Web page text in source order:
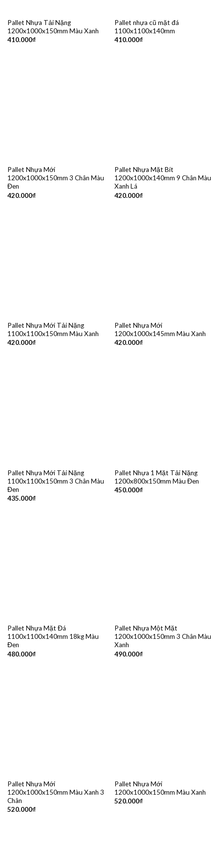
Pallet Nhựa Tải Nặng
1200x1000x150mm Màu Xanh
410.000₫
Pallet nhựa cũ mặt đá
1100x1100x140mm
410.000₫
Pallet Nhựa Mới
1200x1000x150mm 3 Chân Màu
Đen
420.000₫
Pallet Nhựa Mặt Bít
1200x1000x140mm 9 Chân Màu
Xanh Lá
420.000₫
Pallet Nhựa Mới Tải Nặng
1100x1100x150mm Màu Xanh
420.000₫
Pallet Nhựa Mới
1200x1000x145mm Màu Xanh
420.000₫
Pallet Nhựa Mới Tải Nặng
1100x1100x150mm 3 Chân Màu
Đen
435.000₫
Pallet Nhựa 1 Mặt Tải Nặng
1200x800x150mm Màu Đen
450.000₫
Pallet Nhựa Mặt Đá
1100x1100x140mm 18kg Màu
Đen
480.000₫
Pallet Nhựa Một Mặt
1200x1000x150mm 3 Chân Màu
Xanh
490.000₫
Pallet Nhựa Mới
1200x1000x150mm Màu Xanh 3
Chân
520.000₫
Pallet Nhựa Mới
1200x1000x150mm Màu Xanh
520.000₫